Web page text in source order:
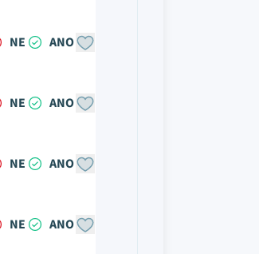
NE ANO
NE ANO
NE ANO
NE ANO